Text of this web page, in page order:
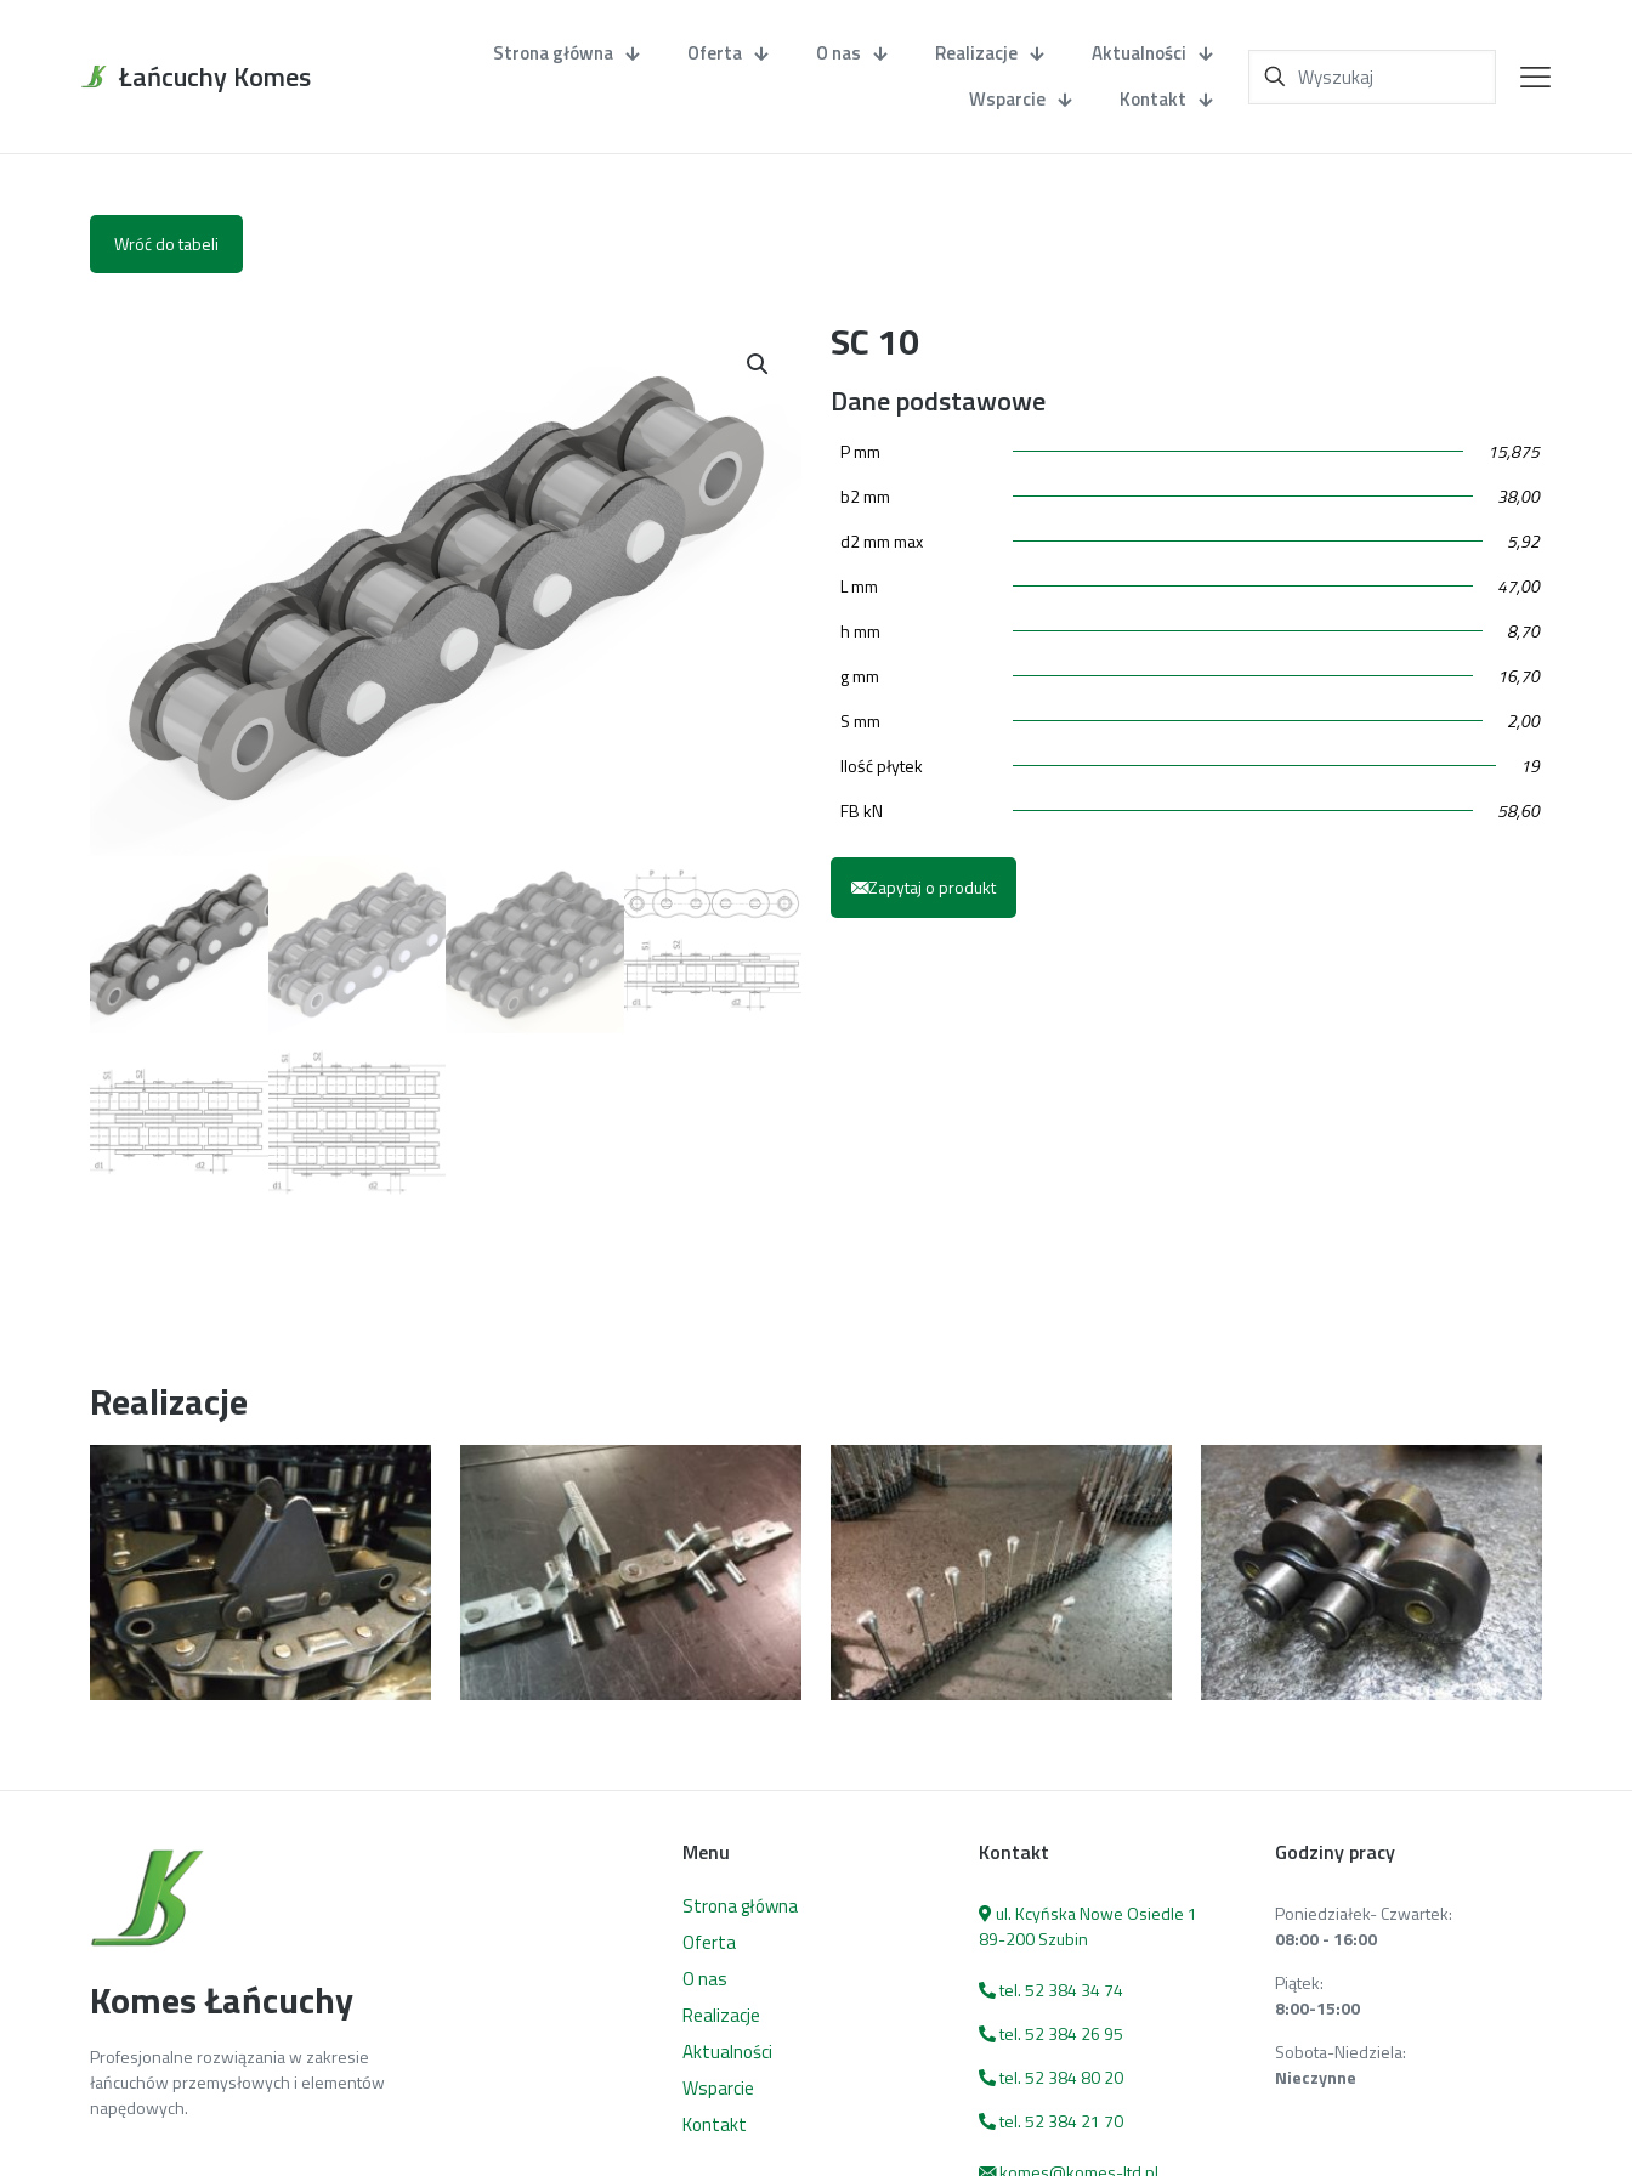
Łańcuchy Komes
Strona główna Oferta O nas Realizacje
Aktualności
Wsparcie
Kontakt
Wróć do tabeli
SC 10
Dane podstawowe
P mm
15,875
b2 mm
38,00
d2 mm max
5,92
L mm
47,00
h mm
8,70
g mm
16,70
S mm
2,00
Ilość płytek
19
FB kN
58,60
Zapytaj o produkt
Realizacje
Komes Łańcuchy
Profesjonalne rozwiązania w zakresie
łańcuchów przemysłowych i elementów
napędowych.
Menu
Strona główna
Oferta
O nas
Realizacje
Aktualności
Wsparcie
Kontakt
Kontakt
ul. Kcyńska Nowe Osiedle 1
89-200 Szubin
tel. 52 384 34 74
tel. 52 384 26 95
tel. 52 384 80 20
tel. 52 384 21 70
Godziny pracy
Poniedziałek- Czwartek:
08:00 - 16:00
Piątek:
8:00-15:00
Sobota-Niedziela:
Nieczynne